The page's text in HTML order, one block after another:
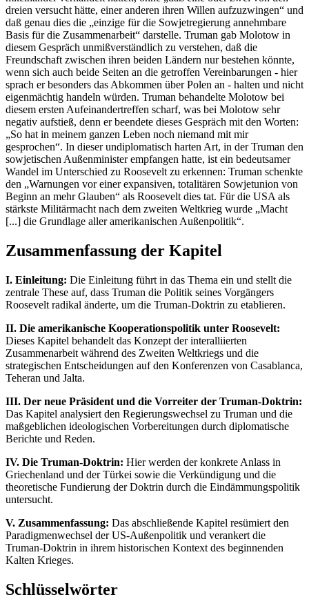
dreien versucht hätte, einer anderen ihren Willen aufzuzwingen“ und
daß genau dies die „einzige für die Sowjetregierung annehmbare
Basis für die Zusammenarbeit“ darstelle. Truman gab Molotow in
diesem Gespräch unmißverständlich zu verstehen, daß die
Freundschaft zwischen ihren beiden Ländern nur bestehen könnte,
wenn sich auch beide Seiten an die getroffen Vereinbarungen - hier
sprach er besonders das Abkommen über Polen an - halten und nicht
eigenmächtig handeln würden. Truman behandelte Molotow bei
diesem ersten Aufeinandertreffen scharf, was bei Molotow sehr
negativ aufstieß, denn er beendete dieses Gespräch mit den Worten:
„So hat in meinem ganzen Leben noch niemand mit mir
gesprochen“. In dieser undiplomatisch harten Art, in der Truman den
sowjetischen Außenminister empfangen hatte, ist ein bedeutsamer
Wandel im Unterschied zu Roosevelt zu erkennen: Truman schenkte
den „Warnungen vor einer expansiven, totalitären Sowjetunion von
Beginn an mehr Glauben“ als Roosevelt dies tat. Für die USA als
stärkste Militärmacht nach dem zweiten Weltkrieg wurde „Macht
[...] die Grundlage aller amerikanischen Außenpolitik“.
Zusammenfassung der Kapitel
I. Einleitung: Die Einleitung führt in das Thema ein und stellt die
zentrale These auf, dass Truman die Politik seines Vorgängers
Roosevelt radikal änderte, um die Truman-Doktrin zu etablieren.
II. Die amerikanische Kooperationspolitik unter Roosevelt:
Dieses Kapitel behandelt das Konzept der interalliierten
Zusammenarbeit während des Zweiten Weltkriegs und die
strategischen Entscheidungen auf den Konferenzen von Casablanca,
Teheran und Jalta.
III. Der neue Präsident und die Vorreiter der Truman-Doktrin:
Das Kapitel analysiert den Regierungswechsel zu Truman und die
maßgeblichen ideologischen Vorbereitungen durch diplomatische
Berichte und Reden.
IV. Die Truman-Doktrin: Hier werden der konkrete Anlass in
Griechenland und der Türkei sowie die Verkündigung und die
theoretische Fundierung der Doktrin durch die Eindämmungspolitik
untersucht.
V. Zusammenfassung: Das abschließende Kapitel resümiert den
Paradigmenwechsel der US-Außenpolitik und verankert die
Truman-Doktrin in ihrem historischen Kontext des beginnenden
Kalten Krieges.
Schlüsselwörter